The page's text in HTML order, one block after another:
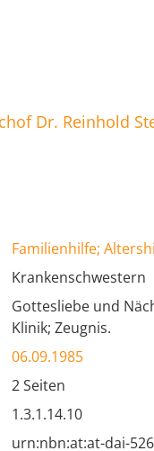
Dr. Reinhold
Familienhilfe;
Krankenschwestern
Gottesliebe und
Klinik; Zeugnis.
06.09.1985
2 Seiten
1.3.1.14.10
urn:nbn:at:at-dai-